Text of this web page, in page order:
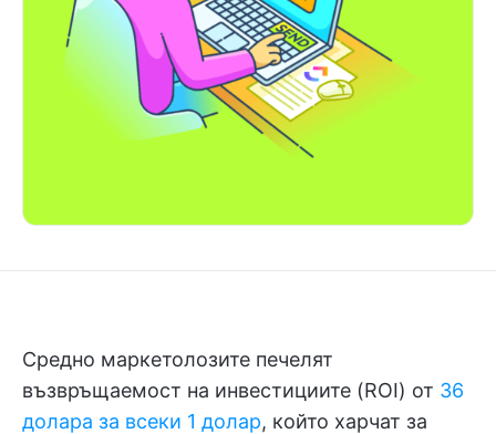
Средно маркетолозите печелят
възвръщаемост на инвестициите (ROI) от 36
долара за всеки 1 долар, който харчат за